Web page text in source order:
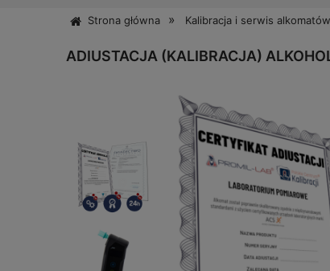
Strona główna » Kalibracja i serwis alkomatów
ADIUSTACJA (KALIBRACJA)